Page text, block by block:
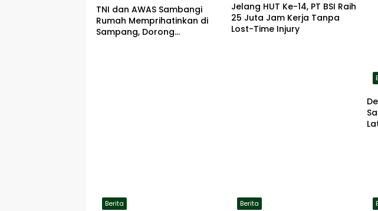
TNI dan AWAS Sambangi
Rumah Memprihatinkan di
Sampang, Dorong
Jelang HUT Ke-14, PT BSI Raih
25 Juta Jam Kerja Tanpa
Lost-Time Injury
Berita Berita